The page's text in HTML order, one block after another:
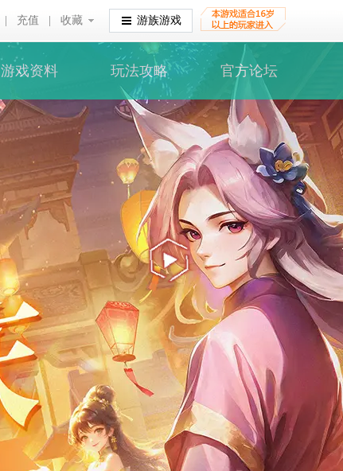
充值 收藏
收藏 游族游戏
游戏资料 玩法攻略 官方论坛